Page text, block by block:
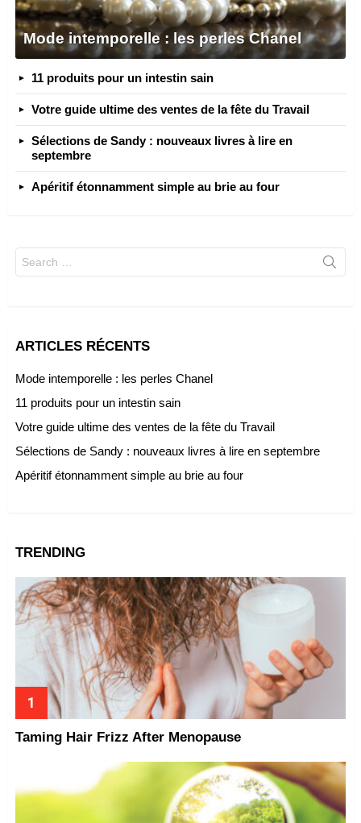
Mode intemporelle : les perles Chanel
11 produits pour un intestin sain
Votre guide ultime des ventes de la fête du Travail
Sélections de Sandy : nouveaux livres à lire en
septembre
Apéritif étonnamment simple au brie au four
for:
ARTICLES RÉCENTS
Mode intemporelle : les perles Chanel
11 produits pour un intestin sain
Votre guide ultime des ventes de la fête du Travail
Sélections de Sandy : nouveaux livres à lire en septembre
Apéritif étonnamment simple au brie au four
TRENDING
Taming Hair Frizz After Menopause